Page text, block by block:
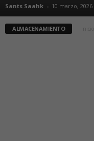
Sants Saahk - 10 marzo, 2026
ALMACENAMIENTO